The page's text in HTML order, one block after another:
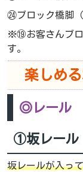
㉔ブロック橋脚
※⑲お客さんブロ
す。
楽しめ
◎レール
①坂レール
坂レールが入っ